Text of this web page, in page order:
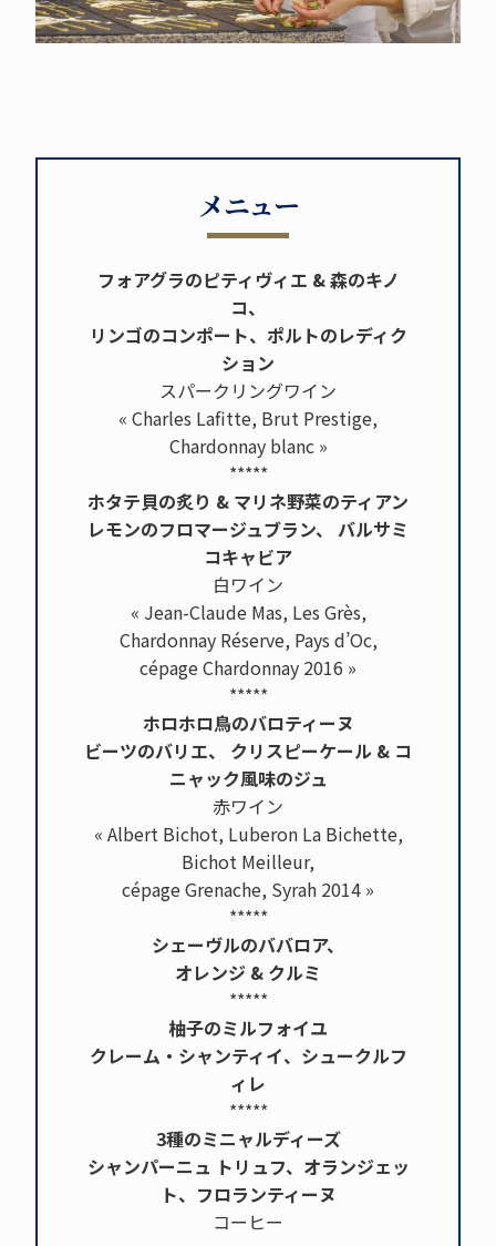
メニュー
フォアグラのピティヴィエ & 森のキノ
コ、
リンゴのコンポート、ポルトのレディク
ション
スパークリングワイン
« Charles Lafitte, Brut Prestige,
Chardonnay blanc »
*****
ホタテ貝の炙り & マリネ野菜のティアン
レモンのフロマージュブラン、 バルサミ
コキャビア
白ワイン
« Jean-Claude Mas, Les Grès,
Chardonnay Réserve, Pays d’Oc,
cépage Chardonnay 2016 »
*****
ホロホロ鳥のバロティーヌ
ビーツのバリエ、 クリスピーケール & コ
ニャック風味のジュ
赤ワイン
« Albert Bichot, Luberon La Bichette,
Bichot Meilleur,
cépage Grenache, Syrah 2014 »
*****
シェーヴルのババロア、
オレンジ & クルミ
*****
柚子のミルフォイユ
クレーム・シャンティイ、シュークルフ
ィレ
*****
3種のミニャルディーズ
シャンパーニュ トリュフ、オランジェッ
ト、フロランティーヌ
コーヒー